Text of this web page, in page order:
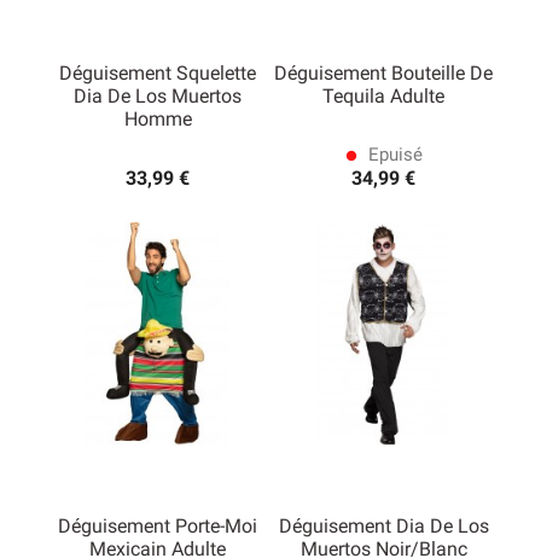
Déguisement Squelette
Dia De Los Muertos
Homme
33,99 €
Déguisement Bouteille De
Tequila Adulte
lens Epuisé
34,99 €
Déguisement Porte-Moi
Mexicain Adulte
Déguisement Dia De Los
Muertos Noir/blanc